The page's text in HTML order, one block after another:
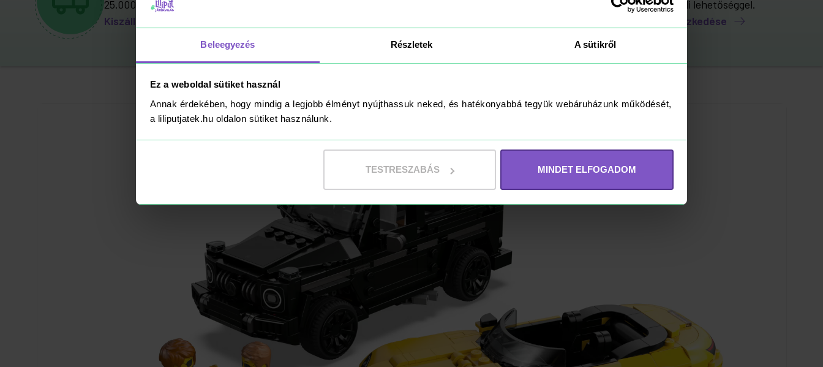
Beleegyezés Részletek A sütikről
Ez a weboldal sütiket használ
Annak érdekében, hogy mindig a legjobb élményt nyújthassuk neked, és hatékonyabbá tegyük webáruházunk működését,
a liliputjatek.hu oldalon sütiket használunk.
TESTRESZABÁS MINDET ELFOGADOM
25.000 Ft feletti vásárlás esetén.
Kiszállítási információk, díjak
Személyes átvételi lehetőséggel.
Üzleteink elhelyezkedése